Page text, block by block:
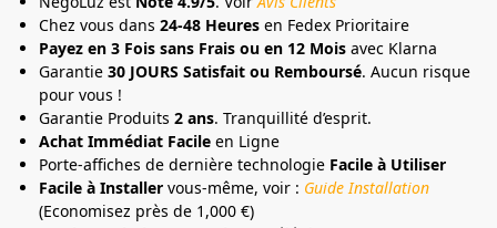
Chez vous dans 24-48 Heures en Fedex Prioritaire
Payez en 3 Fois sans Frais ou en 12 Mois avec Klarna
Garantie 30 JOURS Satisfait ou Remboursé. Aucun risque
pour vous !
Garantie Produits 2 ans. Tranquillité d’esprit.
Achat Immédiat Facile en Ligne
Porte-affiches de dernière technologie Facile à Utiliser
Facile à Installer vous-même, voir : Guide Installation
(Economisez près de 1,000 €)